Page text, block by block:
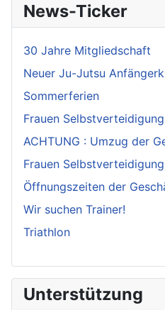
News-Ticker
30 Jahre Mitgliedschaft
Neuer Ju-Jutsu
Sommerferien
Frauen Selbstverteidigung
ACHTUNG : Umzug der
Frauen Selbstverteidigung
Öffnungszeiten der
Wir suchen Trainer!
Triathlon
Unterstützung